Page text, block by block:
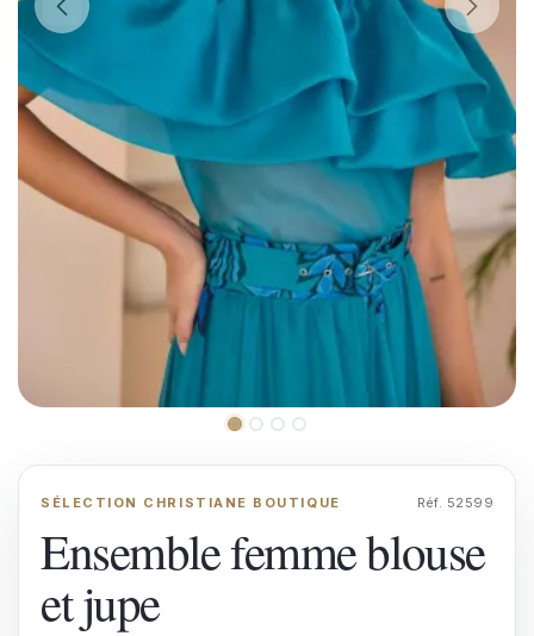
SÉLECTION CHRISTIANE BOUTIQUE Réf. 52599
Ensemble femme blouse
et jupe